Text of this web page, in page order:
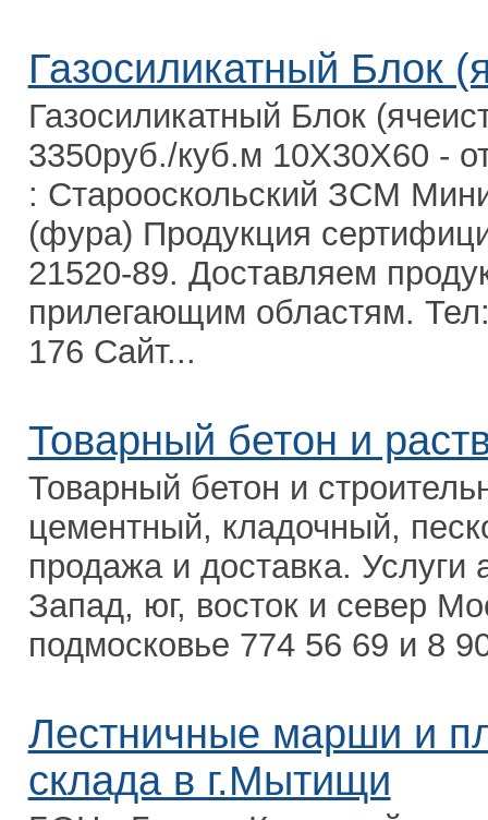
Газосиликатный Блок
Газосиликатный Блок
3350руб./куб.м 10Х30Х60 -
: Старооскольский ЗСМ
(фура) Продукция
21520-89. Доставляем
прилегающим областям.
176 Сайт...
Товарный бетон и
Товарный бетон и
цементный, кладочный,
продажа и доставка. Услуги
Запад, юг, восток и север
подмосковье 774 56 69 и 8
Лестничные марши и
склада в г.Мытищи